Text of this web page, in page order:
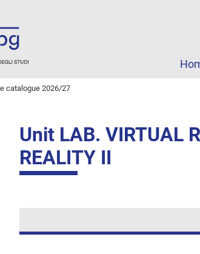
catalogue 2026/27
Unit LAB. VIRTUAL
REALITY II